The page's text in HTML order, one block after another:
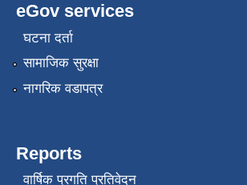
eGov services
घटना दर्ता
सामाजिक सुरक्षा
नागरिक वडापत्र
Reports
वार्षिक प्रगति प्रतिवेदन